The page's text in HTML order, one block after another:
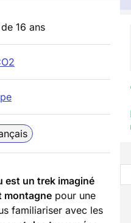
16 ans
est un trek imaginé
montagne pour une
familiariser avec les